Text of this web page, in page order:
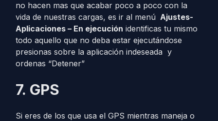
no hacen mas que acabar poco a poco con la
vida de nuestras cargas, es ir al menú Ajustes-
Aplicaciones – En ejecución identificas tu mismo
todo aquello que no deba estar ejecutándose
presionas sobre la aplicación indeseada y
ordenas “Detener”
7. GPS
Si eres de los que usa el GPS mientras maneja o